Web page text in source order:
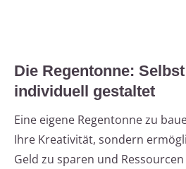
Die Regentonne:
individuell gestaltet
Eine eigene Regentonne zu
Ihre Kreativität, sondern
Geld zu sparen und